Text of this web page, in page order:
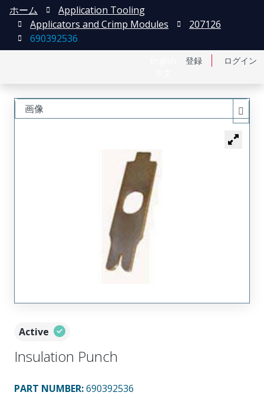
登録 ログイン
ホーム
Application Tooling
Applicators and Crimp Modules
207126
690392536
Active
Insulation Punch
PART NUMBER:690392536
画像